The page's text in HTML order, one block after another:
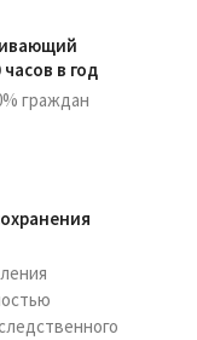
в год
граждан